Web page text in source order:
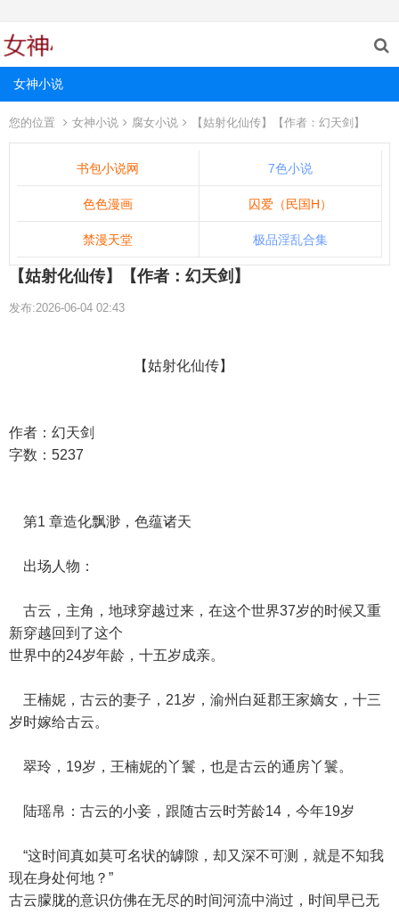
女神小说
您的位置 女神小说 腐女小说 【姑射化仙传】【作者：幻天剑】
书包小说网 7色小说
色色漫画 囚爱（民国H）
禁漫天堂 极品淫乱合集
【姑射化仙传】【作者：幻天剑】
发布:2026-06-04 02:43
【姑射化仙传】
作者：幻天剑
字数：5237
第1 章造化飘渺，色蕴诸天
出场人物：
古云，主角，地球穿越过来，在这个世界37岁的时候又重
新穿越回到了这个
世界中的24岁年龄，十五岁成亲。
王楠妮，古云的妻子，21岁，渝州白延郡王家嫡女，十三
岁时嫁给古云。
翠玲，19岁，王楠妮的丫鬟，也是古云的通房丫鬟。
陆瑶帛：古云的小妾，跟随古云时芳龄14，今年19岁
“这时间真如莫可名状的罅隙，却又深不可测，就是不知我
现在身处何地？”
古云朦胧的意识仿佛在无尽的时间河流中淌过，时间早已无